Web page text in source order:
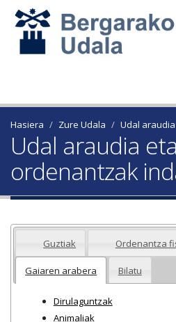
Hasiera Zure Udala Udal
Udal araudia eta
ordenantzak
Guztiak Ordenantza
Gaiaren arabera Bilatu
Dirulaguntzak
Animaliak